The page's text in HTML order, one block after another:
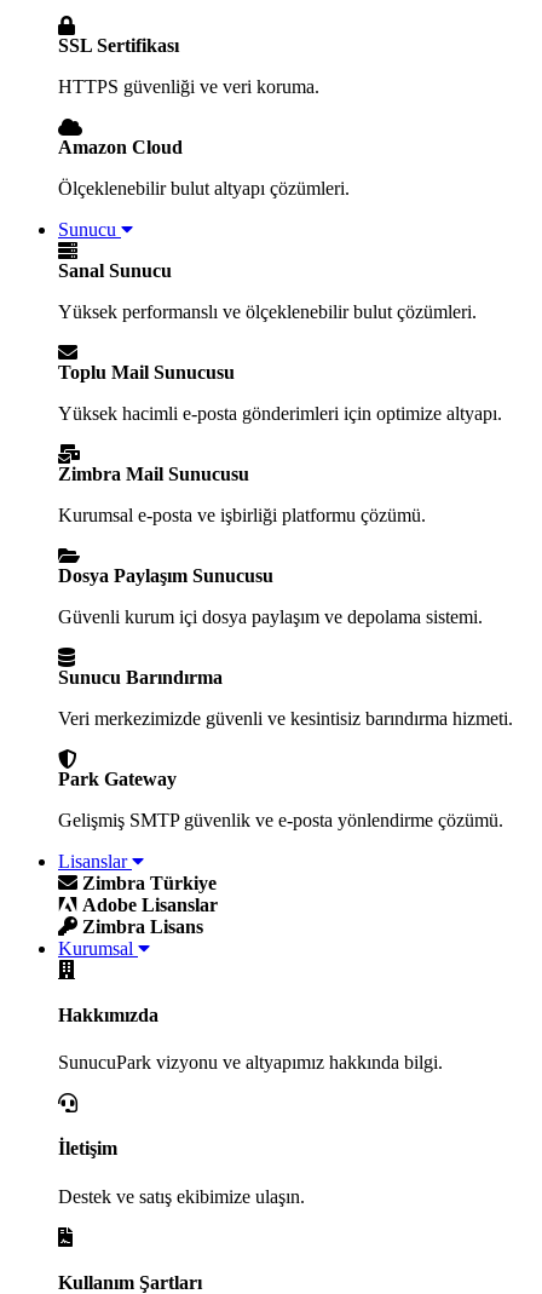
SSL Sertifikası
HTTPS güvenliği ve veri koruma.
Amazon Cloud
Ölçeklenebilir bulut altyapı çözümleri.
Sunucu
Sanal Sunucu
Yüksek performanslı ve ölçeklenebilir bulut çözümleri.
Toplu Mail Sunucusu
Yüksek hacimli e-posta gönderimleri için optimize altyapı.
Zimbra Mail Sunucusu
Kurumsal e-posta ve işbirliği platformu çözümü.
Dosya Paylaşım Sunucusu
Güvenli kurum içi dosya paylaşım ve depolama sistemi.
Sunucu Barındırma
Veri merkezimizde güvenli ve kesintisiz barındırma hizmeti.
Park Gateway
Gelişmiş SMTP güvenlik ve e-posta yönlendirme çözümü.
Lisanslar
Zimbra Türkiye
Adobe Lisanslar
Zimbra Lisans
Kurumsal
Hakkımızda
SunucuPark vizyonu ve altyapımız hakkında bilgi.
İletişim
Destek ve satış ekibimize ulaşın.
Kullanım Şartları